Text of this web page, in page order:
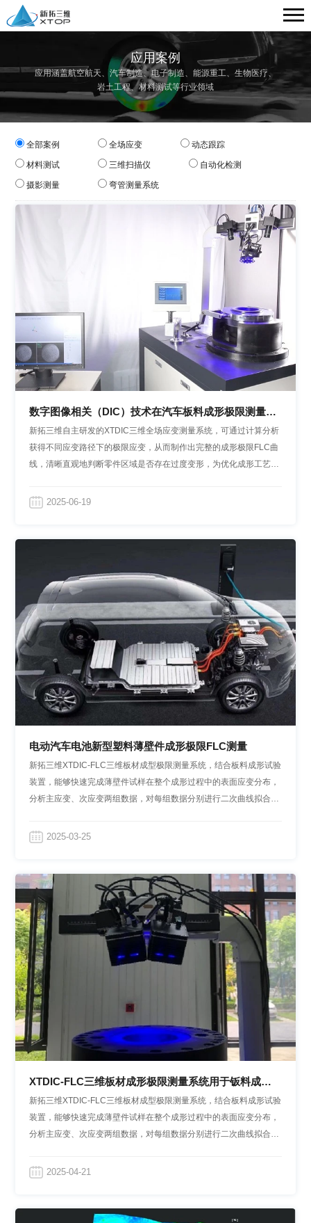
应用案例
应用涵盖航空航天、汽车制造、电子制造、能源重工、生物医疗、
岩土工程、材料测试等行业领域
全部案例 全场应变 动态跟踪
材料测试 三维扫描仪 自动化检测
摄影测量 弯管测量系统
数字图像相关（DIC）技术在汽车板料成形极限测量中
的应用
新拓三维自主研发的XTDIC三维全场应变测量系统，可通过计算分析
获得不同应变路径下的极限应变，从而制作出完整的成形极限FLC曲
线，清晰直观地判断零件区域是否存在过度变形，为优化成形工艺和
2025-06-19
电动汽车电池新型塑料薄壁件成形极限FLC测量
新拓三维XTDIC-FLC三维板材成型极限测量系统，结合板料成形试验
装置，能够快速完成薄壁件试样在整个成形过程中的表面应变分布，
分析主应变、次应变两组数据，对每组数据分别进行二次曲线拟合，
2025-03-25
XTDIC-FLC三维板材成形极限测量系统用于钣料成形
极限图FLD分析
新拓三维XTDIC-FLC三维板材成型极限测量系统，结合板料成形试验
装置，能够快速完成薄壁件试样在整个成形过程中的表面应变分布，
分析主应变、次应变两组数据，对每组数据分别进行二次曲线拟合，
2025-04-21